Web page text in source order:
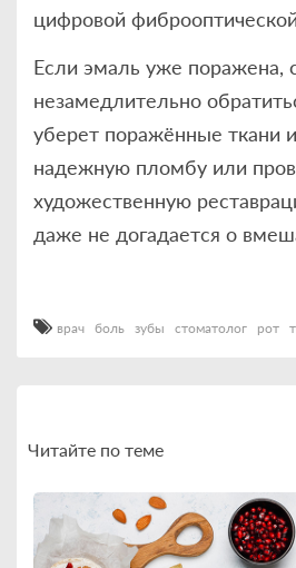
цифровой
Если эмаль уже поражена,
незамедлительно
уберет поражённые ткани
надежную пломбу или
художественную
даже не догадается о
врач боль зубы стоматолог рот
Читайте по теме